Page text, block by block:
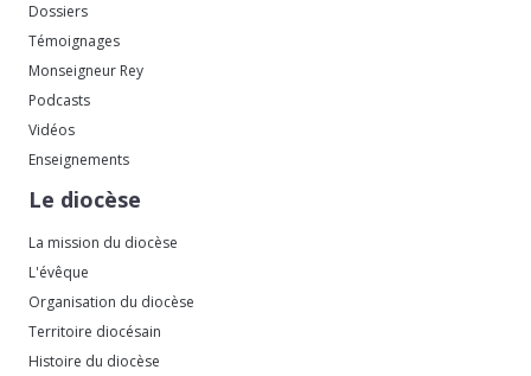
Dossiers
Témoignages
Monseigneur Rey
Podcasts
Vidéos
Enseignements
Le diocèse
La mission du diocèse
L'évêque
Organisation du diocèse
Territoire diocésain
Histoire du diocèse